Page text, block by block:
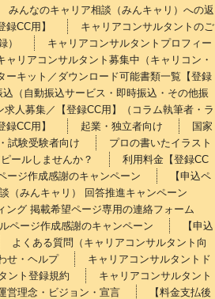
みんなのキャリア相談（みんキャリ）への返
CC用】
キャリアコンサルタントのご
）
キャリアコンサルタントプロフィー
ャリアコンサルタント募集中（キャリコン・
ーキット／ダウンロード可能書類一覧【登録
（自動振込サービス・即時振込・その他振
求人募集／【登録CC用】（コラム執筆者・ラ
CC用】 起業・独立者向け
国家
試験受験者向け
プロの書いたイラスト
ールしませんか？
利用料金【登録CC
ージ作成感謝のキャンペーン
【申込ペ
（みんキャリ） 回答推進キャンペーン
ング 掲載希望ページ専用の連絡フォーム
ページ作成感謝のキャンペーン
【申込
よくある質問（キャリアコンサルタント向
せ・ヘルプ
キャリアコンサルタントド
ント登録規約
キャリアコンサルタント
営理念・ビジョン・宣言
【料金支払後